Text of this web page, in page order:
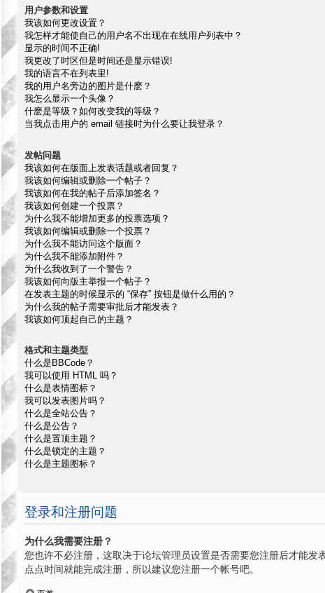
用户参数和设置
我该如何更改设置？
我怎样才能使自己的用户名不出现在在线用户列表中？
显示的时间不正确!
我更改了时区但是时间还是显示错误!
我的语言不在列表里!
我的用户名旁边的图片是什麽？
我怎么显示一个头像？
什麽是等级？如何改变我的等级？
当我点击用户的 email 链接时为什么要让我登录？
发帖问题
我该如何在版面上发表话题或者回复？
我该如何编辑或删除一个帖子？
我该如何在我的帖子后添加签名？
我该如何创建一个投票？
为什么我不能增加更多的投票选项？
我该如何编辑或删除一个投票？
为什么我不能访问这个版面？
为什么我不能添加附件？
为什么我收到了一个警告？
我该如何向版主举报一个帖子？
在发表主题的时候显示的 “保存” 按钮是做什么用的？
为什么我的帖子需要审批后才能发表？
我该如何顶起自己的主题？
格式和主题类型
什么是BBCode？
我可以使用 HTML 吗？
什么是表情图标？
我可以发表图片吗？
什么是全站公告？
什么是公告？
什么是置顶主题？
什么是锁定的主题？
什么是主题图标？
登录和注册问题
为什么我需要注册？
您也许不必注册，这取决于论坛管理员设置是否需要您注册后才能
点点时间就能完成注册，所以建议您注册一个帐号吧。